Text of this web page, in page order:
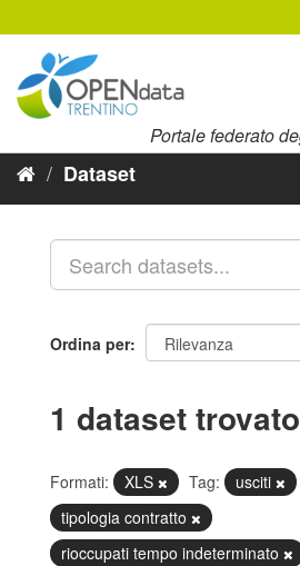
al
contenuto
Portale federato
Dataset
Ordina per
1 dataset trovato
Formati: XLS Tag: usciti
tipologia contratto
rioccupati tempo indeterminato